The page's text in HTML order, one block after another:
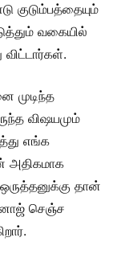
குடும்பத்தையும்
வகையில்
முடிந்த
விஷயமும்
எங்க
அதிகமாக
தான்
செஞ்ச